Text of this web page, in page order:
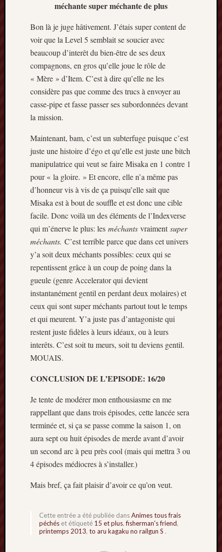
méchante super méchante de plus
Bon là je juge hâtivement. J’étais super content de
voir que la Level 5 semblait se soucier avec
beaucoup d’interêt du bien-être de ses deux
compagnons, en gros qu’elle joue le rôle de
« Mère » d’Item. C’est à dire qu’elle ne les
considère pas que comme des trucs à envoyer au
casse-pipe et fasse passer ses subordonnées devant
la mission.
Maintenant, bam, c’est un subterfuge puisque c’est
juste une histoire d’égo et qu’elle est juste une bitch
manipulatrice qui veut se faire Misaka en 1 contre 1
pour « la gloire. » Et encore, elle n’a même pas
d’honneur vis à vis de ça puisqu’elle sait que
Misaka est à bout de souffle et est donc une cible
facile. Donc voilà un des éléments de l’Indexverse
qui m’énerve le plus: les méchants vraiment super
méchants. C’est terrible parce que dans cet univers
y’a soit deux méchants possibles: ceux qui se
repentissent grâce à un coup de poing dans la
gueule (genre Accelerator qui devient
instantanément gentil en perdant deux molaires) et
ceux qui sont super méchants partout tout le temps
et qui meurent. Y’a juste pas d’antagoniste qui
restent juste fidèles à leurs idéaux, ou à leurs
interêts. C’est soit tu meurs, soit tu deviens gentil.
MOUAIS.
CONCLUSION DE L’EPISODE: 16/20
Je tente de modérer mon enthousiasme en me
rappellant que dans trois épisodes, cette lancée sera
terminée et, si ça se passe comme la saison 1, on
aura sept ou huit épisodes de merde avant d’avoir
un second arc à peu près cool (mais qui mettra 3 ou
4 épisodes médiocres à s’installer.)
Mais bref, ça fait plaisir d’avoir ce qu’on veut.
Cette entrée a été publiée dansAnimes tous frais
péchés et étiqueté 15 et plus,fisherman's friend,
printemps 2013, to aru kagaku no railgun S .